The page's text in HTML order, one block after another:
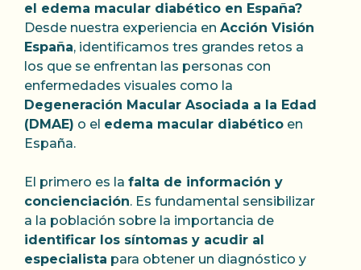
el edema macular diabético en España?
Desde nuestra experiencia en Acción Visión
España, identificamos tres grandes retos a
los que se enfrentan las personas con
enfermedades visuales como la
Degeneración Macular Asociada a la Edad
(DMAE) o el edema macular diabético en
España.
El primero es la falta de información y
concienciación. Es fundamental sensibilizar
a la población sobre la importancia de
identificar los síntomas y acudir al
especialista para obtener un diagnóstico y